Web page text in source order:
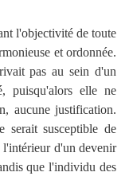
l'objectivité de toute
et ordonnée.
pas au sein d'un
puisqu'alors elle ne
aucune justification.
susceptible de
l'intérieur d'un devenir
que l'individu des